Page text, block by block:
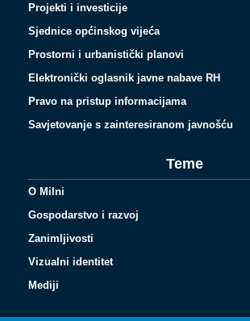
Projekti i investicije
Sjednice općinskog vijeća
Prostorni i urbanistički planovi
Elektronički oglasnik javne nabave RH
Pravo na pristup informacijama
Savjetovanje s zainteresiranom javnošću
Teme
O Milni
Gospodarstvo i razvoj
Zanimljivosti
Vizualni identitet
Mediji